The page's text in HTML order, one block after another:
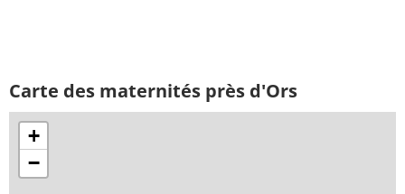
Carte des maternités près d'Ors
+
−